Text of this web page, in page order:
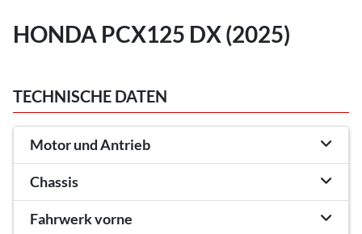
HONDA PCX125 DX (2025)
TECHNISCHE DATEN
Motor und Antrieb
Chassis
Fahrwerk vorne